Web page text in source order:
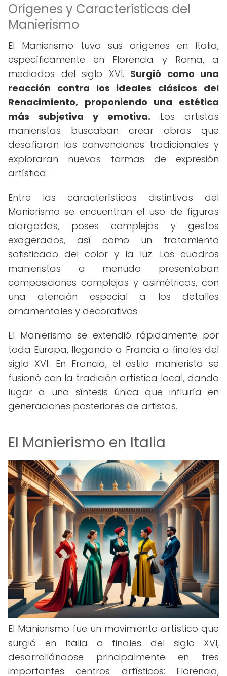
Orígenes y Características del
Manierismo
El Manierismo tuvo sus orígenes en Italia,
específicamente en Florencia y Roma, a
mediados del siglo XVI. Surgió como una
reacción contra los ideales clásicos del
Renacimiento, proponiendo una estética
más subjetiva y emotiva. Los artistas
manieristas buscaban crear obras que
desafiaran las convenciones tradicionales y
exploraran nuevas formas de expresión
artística.
Entre las características distintivas del
Manierismo se encuentran el uso de figuras
alargadas, poses complejas y gestos
exagerados, así como un tratamiento
sofisticado del color y la luz. Los cuadros
manieristas a menudo presentaban
composiciones complejas y asimétricas, con
una atención especial a los detalles
ornamentales y decorativos.
El Manierismo se extendió rápidamente por
toda Europa, llegando a Francia a finales del
siglo XVI. En Francia, el estilo manierista se
fusionó con la tradición artística local, dando
lugar a una síntesis única que influiría en
generaciones posteriores de artistas.
El Manierismo en Italia
El Manierismo fue un movimiento artístico que
surgió en Italia a finales del siglo XVI,
desarrollándose principalmente en tres
importantes centros artísticos: Florencia,